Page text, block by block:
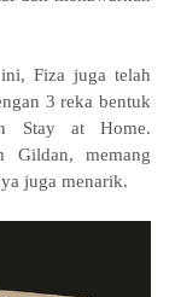
Fiza juga telah
3 reka bentuk
Stay at Home.
Gildan, memang
juga menarik.